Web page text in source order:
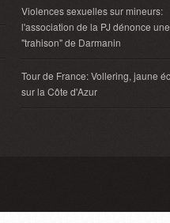
Violences sexuelles sur mineurs:
l'association de la PJ dénonce une
"trahison" de Darmanin
Tour de France: Vollering, jaune
sur la Côte d'Azur